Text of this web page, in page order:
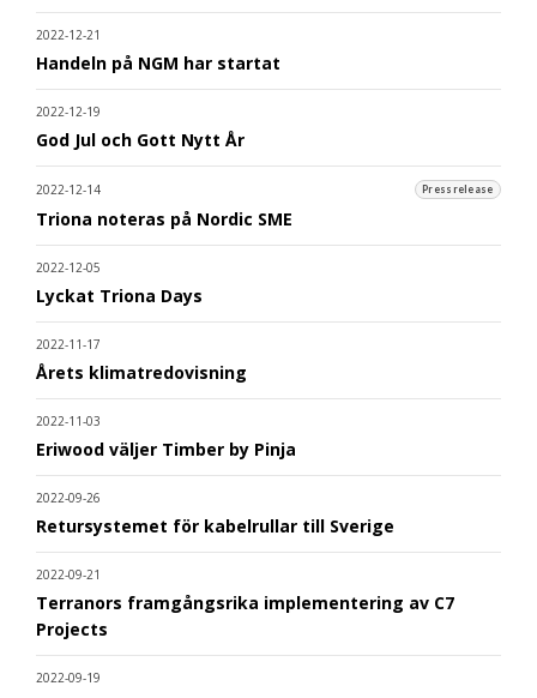
2022-12-21
Handeln på NGM har startat
2022-12-19
God Jul och Gott Nytt År
2022-12-14 Pressrelease
Triona noteras på Nordic SME
2022-12-05
Lyckat Triona Days
2022-11-17
Årets klimatredovisning
2022-11-03
Eriwood väljer Timber by Pinja
2022-09-26
Retursystemet för kabelrullar till Sverige
2022-09-21
Terranors framgångsrika implementering av C7
Projects
2022-09-19